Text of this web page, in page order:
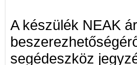
A készülék NEAK
segédeszköz